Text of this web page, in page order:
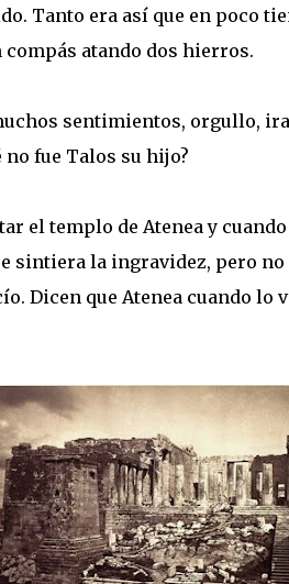
Tanto era así que en poco
compás atando dos hierros.
sentimientos, orgullo,
no fue Talos su hijo?
el templo de Atenea y
sintiera la ingravidez, pero
Dicen que Atenea cuando